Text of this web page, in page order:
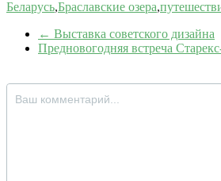
Беларусь,Браславские озера,
← Выставка советского дизайна
Предновогодняя встреча